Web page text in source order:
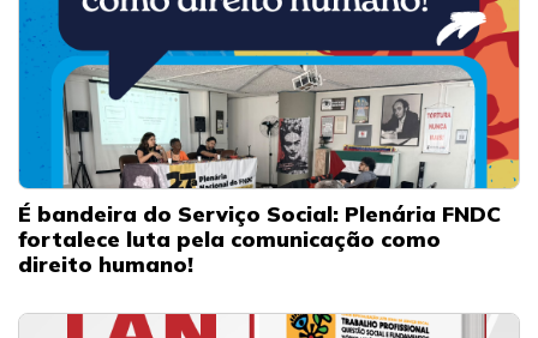
É bandeira do Serviço Social: Plenária FNDC
fortalece luta pela comunicação como
direito humano!